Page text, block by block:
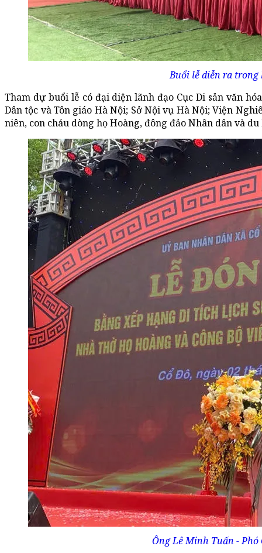
Buổi lễ diễn ra
Tham dự buổi lễ có đại diện lãnh đạo Cục Di sản văn
Dân tộc và Tôn giáo Hà Nội; Sở Nội vụ Hà Nội; Viện
niên, con cháu dòng họ Hoàng, đông đảo Nhân dân và
Ông Lê Minh Tuấn -